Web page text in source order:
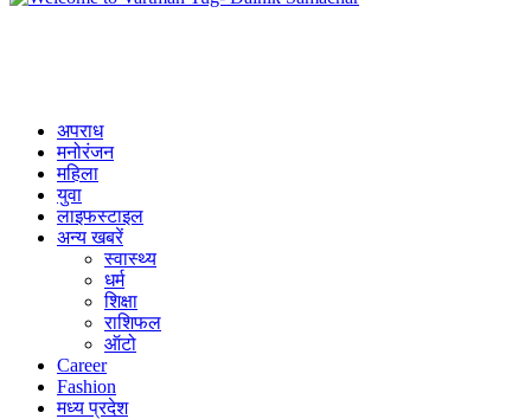
अपराध
मनोरंजन
महिला
युवा
लाइफस्टाइल
अन्य खबरें
स्वास्थ्य
धर्म
शिक्षा
राशिफल
ऑटो
Career
Fashion
मध्य प्रदेश